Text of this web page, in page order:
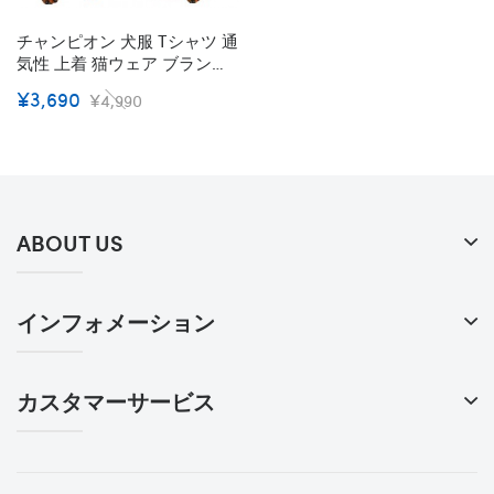
チャンピオン 犬服 Tシャツ 通
気性 上着 猫ウェア ブランド
Champion ペット洋服 春夏ド
ッグウェア ボックス ペット
¥3,690 ¥4,990
ABOUT US
インフォメーション
カスタマーサービス